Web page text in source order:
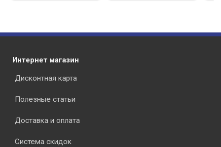
Интернет магазин
Дисконтная карта
Полезные статьи
Доставка и оплата
Система скидок